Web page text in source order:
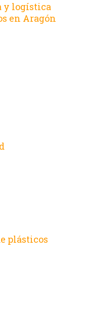
y logística
en Aragón
plásticos